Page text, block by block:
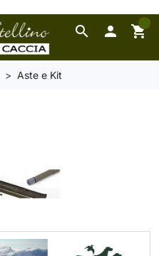
search  shopping_cart
0
Aste e Kit